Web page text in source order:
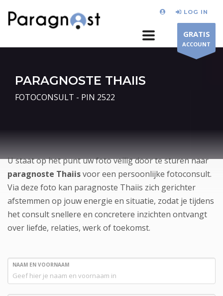
LOG IN
GRATIS
ACCOUNT
PARAGNOSTE THAIIS
FOTOCONSULT - PIN 2522
U staat op het punt uw foto veilig door te sturen naar
paragnoste Thaiisvoor een persoonlijke fotoconsult.
Via deze foto kan paragnoste Thaiis zich gerichter
afstemmen op jouw energie en situatie, zodat je tijdens
het consult snellere en concretere inzichten ontvangt
over liefde, relaties, werk of toekomst.
NAAM EN VOORNAAM